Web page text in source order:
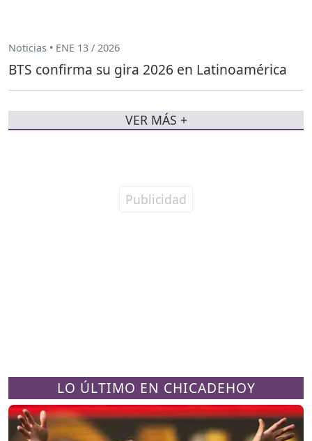
LO ÚLTIMO EN CHICADEHOY
Noticias • ENE 13 / 2026
BTS confirma su gira 2026 en Latinoamérica
VER MÁS +